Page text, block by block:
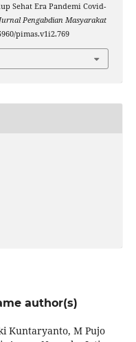
Sehat Era Pandemi Covid-
Pengabdian Masyarakat
pimas.v1i2.769
author(s)
Kuntaryanto, M Pujo